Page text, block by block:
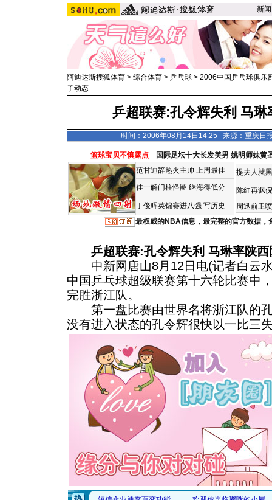
新闻
阿迪达斯搜狐体育 > 综合体育 > 乒乓球 > 2006中国乒乓球俱乐
子动态
乒超联赛:孔令辉失利 马琳
时间：2006年08月14日14:25 来源：重庆日
篮球宝贝不慎露点 国际足坛十大长发美男 姚明师妹黄
范甘迪辞热火主帅 上周最佳
佳一解门柱怪圈 继海得低分
丁俊晖英锦赛进八强 写历史
提夫人就
陈红再讽
周迅前卫
最权威的NBA信息，最完整的官方数据，
乒超联赛:孔令辉失利 马琳率陕
中新网唐山8月12日电(记者白云水
中国乒乓球超级联赛第十六轮比赛中
完胜浙江队。
第一盘比赛由世界名将浙江队的孔
没有进入状态的孔令辉很快以一比三